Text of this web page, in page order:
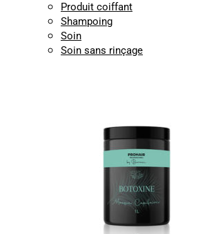
Produit coiffant
Shampoing
Soin
Soin sans rinçage